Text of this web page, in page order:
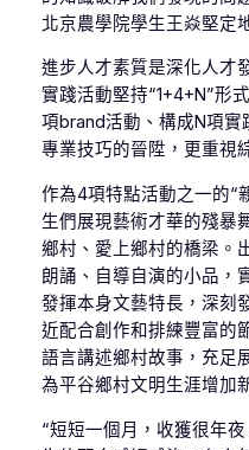
北京農學院學生王焱堅定
進步人才素質是深化人才
實踐活動堅持“1+4+N”形
項brand活動、構成N項實
專業技巧的晉陞，更重視
作為4項特點活動之一的“
生們展現藝術才華的殘暴
鄉村、愛上鄉村的橋梁。
朗誦、自導自演的小品，
發揮本身文藝特長，深刻
近配合創作和排練豐富的
語言講述鄉村故事，充足
為平谷鄉村文明生涯增加
“短短一個月，收獲很年